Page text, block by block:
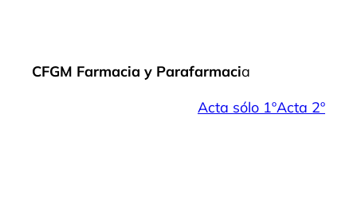
CFGM Farmacia y Parafarmacia
Acta sólo 1ºActa 2º